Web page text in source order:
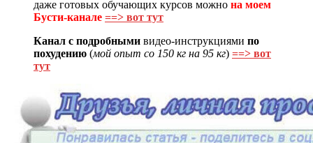
даже готовых обучающих курсов можно на моем
Бусти-канале ==> вот тут
Канал с подробными видео-инструкциями по
похудению (мой опыт со 150 кг на 95 кг) ==> вот
тут